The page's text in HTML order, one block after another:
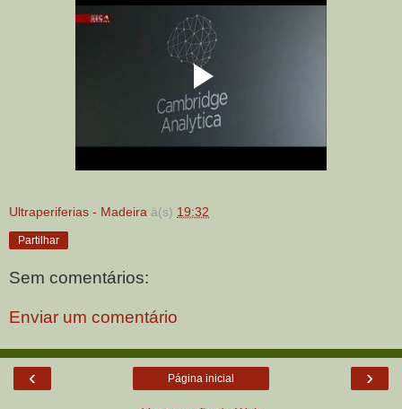
Ultraperiferias - Madeira à(s) 19:32
Partilhar
Sem comentários:
Enviar um comentário
‹ ›
Página inicial